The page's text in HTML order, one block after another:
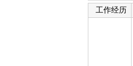
工作经历